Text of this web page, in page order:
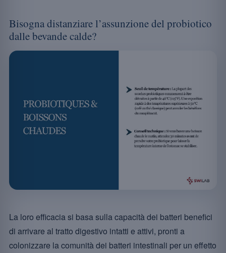
Bisogna distanziare l’assunzione del probiotico
dalle bevande calde?
La loro efficacia si basa sulla capacità dei batteri benefici
di arrivare al tratto digestivo intatti e attivi, pronti a
colonizzare la comunità dei batteri intestinali per un effetto